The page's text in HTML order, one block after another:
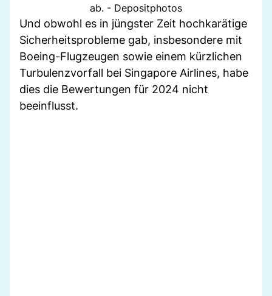
ab. - Depositphotos
Und obwohl es in jüngster Zeit hochkarätige
Sicherheitsprobleme gab, insbesondere mit
Boeing-Flugzeugen sowie einem kürzlichen
Turbulenzvorfall bei Singapore Airlines, habe
dies die Bewertungen für 2024 nicht
beeinflusst.